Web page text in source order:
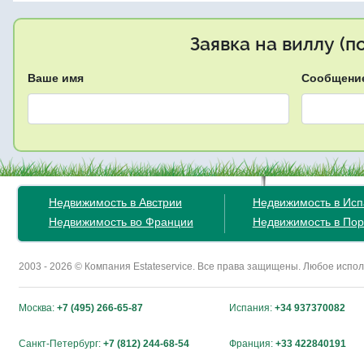
Заявка на виллу
Ваше имя
Недвижимость в Австрии
Недвижимость во Франции
Недвижимость в
Недвижимость в
2003 - 2026 © Компания Estateservice. Все права защищены. Любое
Москва: +7 (495) 266-65-87 Испания: +34 937370082
Санкт-Петербург: +7 (812) 244-68-54 Франция: +33 422840191